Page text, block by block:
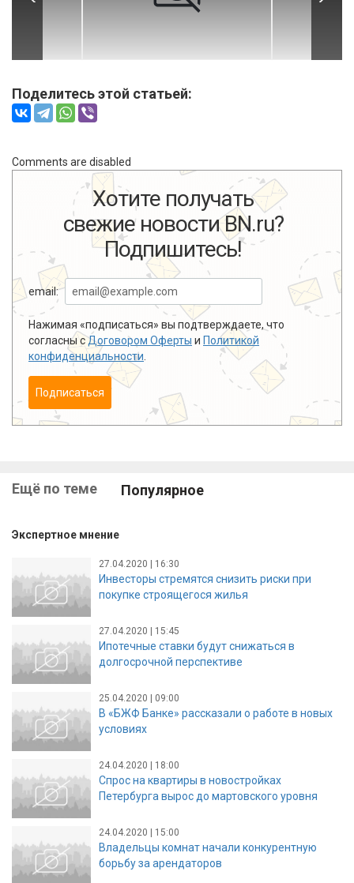
Поделитесь этой статьей:
Comments are disabled
Хотите получать
свежие новости BN.ru?
Подпишитесь!
email:
Нажимая «подписаться» вы подтверждаете, что
согласны сДоговором Оферты и Политикой
конфиденциальности
Подписаться
Ещё по теме Популярное
Экспертное мнение
27.04.2020 | 16:30
Инвесторы стремятся снизить риски при
покупке строящегося жилья
27.04.2020 | 15:45
Ипотечные ставки будут снижаться в
долгосрочной перспективе
25.04.2020 | 09:00
В «БЖФ Банке» рассказали о работе в новых
условиях
24.04.2020 | 18:00
Спрос на квартиры в новостройках
Петербурга вырос до мартовского уровня
24.04.2020 | 15:00
Владельцы комнат начали конкурентную
борьбу за арендаторов